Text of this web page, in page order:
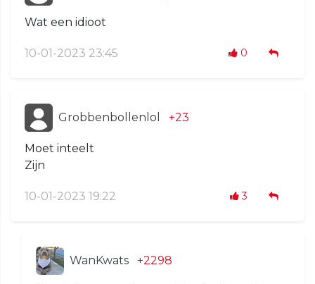
Wat een idioot
10-01-2023 23:45 0
Grobbenbollenlol +23
Moet inteelt
Zijn
10-01-2023 19:22 3
WanKwats +2298